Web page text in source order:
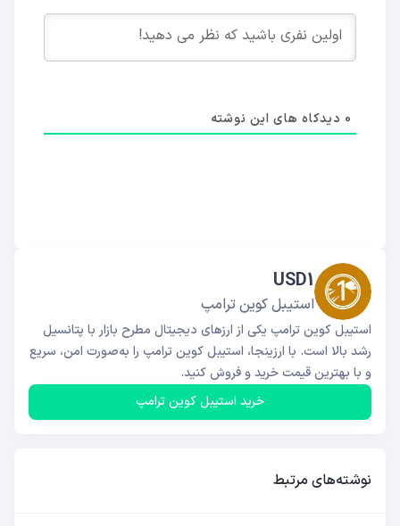
0 دیدکاه های این نوشته
USD1
استیبل کوین ترامپ
استیبل کوین ترامپ یکی از ارزهای دیجیتال مطرح بازار با پتانسیل
رشد بالا است. با ارزینجا، استیبل کوین ترامپ را به‌صورت امن، سریع
و با بهترین قیمت خرید و فروش کنید.
خرید استیبل کوین ترامپ
نوشته‌های مرتبط